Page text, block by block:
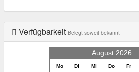
Verfügbarkeit Belegt soweit bekannt
August 2026
Mo Di Mi Do Fr